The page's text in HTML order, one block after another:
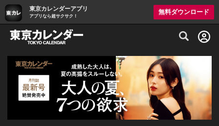
東京カレンダーアプリ
アプリなら超サクサク！
無料ダウンロード
グルメ情報・プレミアムレストラン予約